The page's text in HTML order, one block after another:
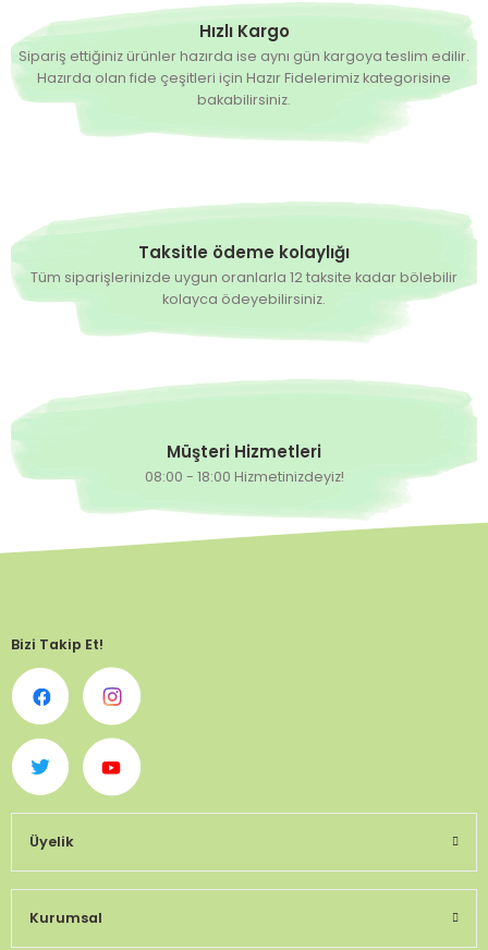
Hızlı Kargo
Sipariş ettiğiniz ürünler hazırda ise aynı gün kargoya teslim edilir.
Hazırda olan fide çeşitleri için Hazır Fidelerimiz kategorisine
bakabilirsiniz.
Taksitle ödeme kolaylığı
Tüm siparişlerinizde uygun oranlarla 12 taksite kadar bölebilir
kolayca ödeyebilirsiniz.
Müşteri Hizmetleri
08:00 - 18:00 Hizmetinizdeyiz!
Bizi Takip Et!
Üyelik
Kurumsal